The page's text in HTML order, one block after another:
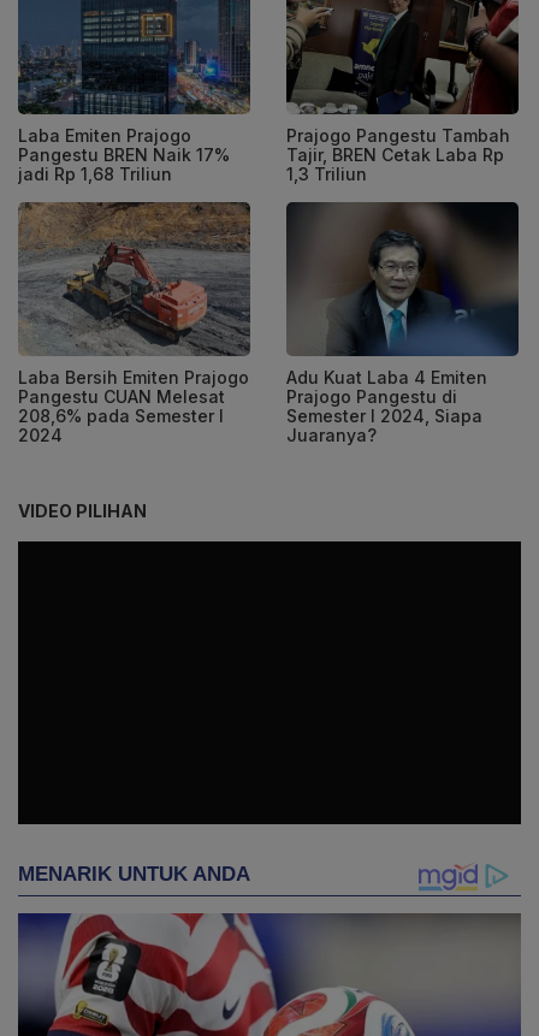
Laba Emiten Prajogo
Pangestu BREN Naik 17%
jadi Rp 1,68 Triliun
Prajogo Pangestu Tambah
Tajir, BREN Cetak Laba Rp
1,3 Triliun
Laba Bersih Emiten Prajogo
Pangestu CUAN Melesat
208,6% pada Semester I
2024
Adu Kuat Laba 4 Emiten
Prajogo Pangestu di
Semester I 2024, Siapa
Juaranya?
VIDEO PILIHAN